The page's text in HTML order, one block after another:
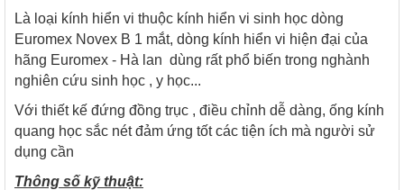
Là loại kính hiển vi thuộc kính hiển vi sinh học dòng
Euromex Novex B 1 mắt, dòng kính hiển vi hiện đại của
hãng Euromex - Hà lan dùng rất phổ biến trong nghành
nghiên cứu sinh học , y học...
Với thiết kế đứng đồng trục , điều chỉnh dễ dàng, ống kính
quang học sắc nét đảm ứng tốt các tiện ích mà người sử
dụng cần
Thông số kỹ thuật: